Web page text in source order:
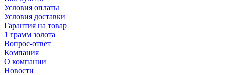
Условия оплаты
Условия доставки
Гарантия на товар
1 грамм золота
Вопрос-ответ
Компания
О компании
Новости